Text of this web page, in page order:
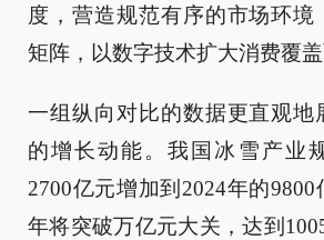
度，营造规范有序的市场环境
矩阵，以数字技术扩大消费覆盖
一组纵向对比的数据更直观地
的增长动能。我国冰雪产业
2700亿元增加到2024年的9800
年将突破万亿元大关，达到